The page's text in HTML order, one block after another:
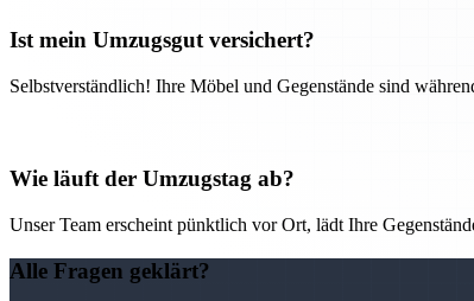
Ist mein Umzugsgut versichert?
Selbstverständlich! Ihre Möbel und Gegenstände sind
Wie läuft der Umzugstag ab?
Unser Team erscheint pünktlich vor Ort, lädt Ihre
Alle Fragen geklärt?